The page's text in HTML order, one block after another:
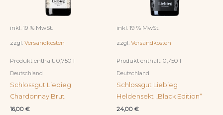
inkl. 19 % MwSt.
zzgl. Versandkosten
Produkt enthält: 0,750 l
Deutschland
Schlossgut Liebieg
Chardonnay Brut
16,00€
inkl. 19 % MwSt.
zzgl. Versandkosten
Produkt enthält: 0,750 l
Deutschland
Schlossgut Liebieg
Heldensekt „Black Edition“
24,00€